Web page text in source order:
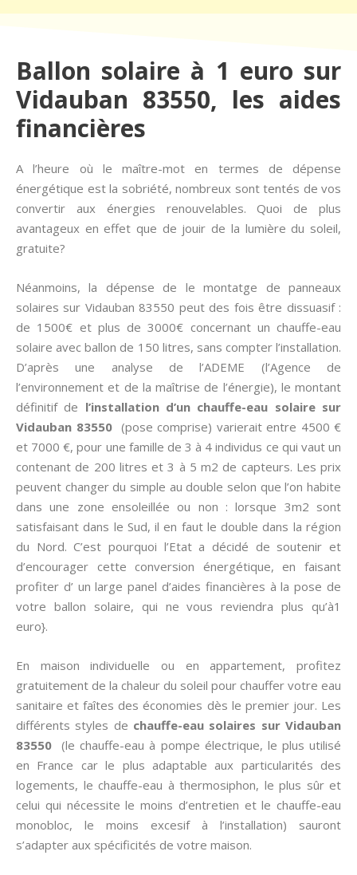
Ballon solaire à 1 euro sur
Vidauban 83550, les aides
financières
A l’heure où le maître-mot en termes de dépense
énergétique est la sobriété, nombreux sont tentés de vos
convertir aux énergies renouvelables. Quoi de plus
avantageux en effet que de jouir de la lumière du soleil,
gratuite?
Néanmoins, la dépense de le montatge de panneaux
solaires sur Vidauban 83550 peut des fois être dissuasif :
de 1500€ et plus de 3000€ concernant un chauffe-eau
solaire avec ballon de 150 litres, sans compter l’installation.
D’après une analyse de l’ADEME (l’Agence de
l’environnement et de la maîtrise de l’énergie), le montant
définitif de l’installation d’un chauffe-eau solaire sur
Vidauban 83550(pose comprise) varierait entre 4500 €
et 7000 €, pour une famille de 3 à 4 individus ce qui vaut un
contenant de 200 litres et 3 à 5 m2 de capteurs. Les prix
peuvent changer du simple au double selon que l’on habite
dans une zone ensoleillée ou non : lorsque 3m2 sont
satisfaisant dans le Sud, il en faut le double dans la région
du Nord. C’est pourquoi l’Etat a décidé de soutenir et
d’encourager cette conversion énergétique, en faisant
profiter d’ un large panel d’aides financières à la pose de
votre ballon solaire, qui ne vous reviendra plus qu’à1
euro}.
En maison individuelle ou en appartement, profitez
gratuitement de la chaleur du soleil pour chauffer votre eau
sanitaire et faîtes des économies dès le premier jour. Les
différents styles de chauffe-eau solaires sur Vidauban
83550 (le chauffe-eau à pompe électrique, le plus utilisé
en France car le plus adaptable aux particularités des
logements, le chauffe-eau à thermosiphon, le plus sûr et
celui qui nécessite le moins d’entretien et le chauffe-eau
monobloc, le moins excesif à l’installation) sauront
s’adapter aux spécificités de votre maison.